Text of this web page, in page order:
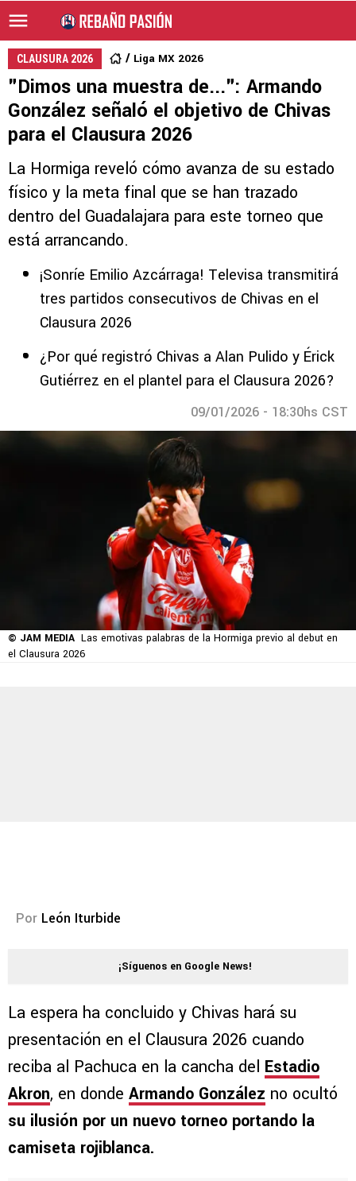
CLAUSURA 2026 Liga MX 2026
"Dimos una muestra de...": Armando
González señaló el objetivo de Chivas
para el Clausura 2026
La Hormiga reveló cómo avanza de su estado
físico y la meta final que se han trazado
dentro del Guadalajara para este torneo que
está arrancando.
¡Sonríe Emilio Azcárraga! Televisa transmitirá
tres partidos consecutivos de Chivas en el
Clausura 2026
¿Por qué registró Chivas a Alan Pulido y Érick
Gutiérrez en el plantel para el Clausura 2026?
09/01/2026 - 18:30hs CST
© JAM MEDIA Las emotivas palabras de la Hormiga previo al debut en
el Clausura 2026
Por León Iturbide
¡Síguenos en Google News!
La espera ha concluido y Chivas hará su
presentación en el Clausura 2026 cuando
reciba al Pachuca en la cancha del Estadio
Akron, en donde Armando González no ocultó
su ilusión por un nuevo torneo portando la
camiseta rojiblanca.